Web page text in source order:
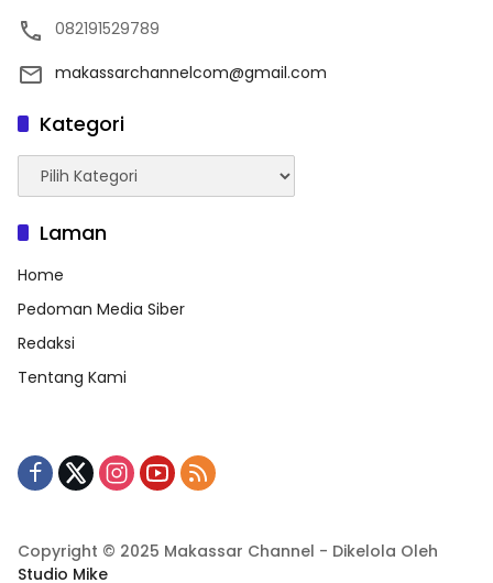
082191529789
makassarchannelcom@gmail.com
Kategori
Kategori
Laman
Home
Pedoman Media Siber
Redaksi
Tentang Kami
Copyright © 2025 Makassar Channel - Dikelola Oleh
Studio Mike